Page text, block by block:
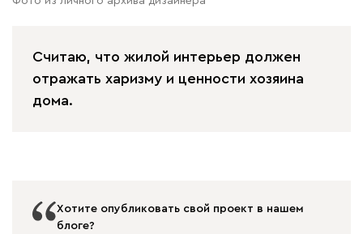
Считаю, что жилой интерьер должен
отражать харизму и ценности хозяина
дома.
Хотите опубликовать свой проект в нашем
блоге?